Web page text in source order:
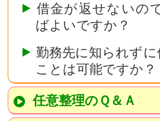
借金が返せないの
ばよいですか？
勤務先に知られずに
ことは可能ですか？
任意整理のＱ＆Ａ